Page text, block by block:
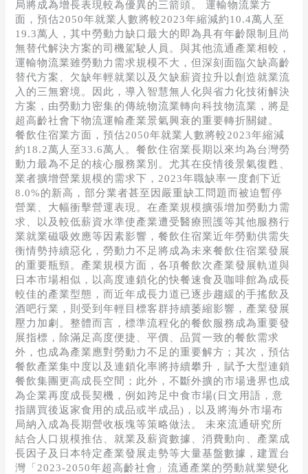
局將成為增長表現較為優異的三箭頭。 運輸物流業方
面，預估2050年就業人數將較2023年縮減約10.4萬人至
19.3萬人，其中勞動力缺口最大的即為具有年齡限制且尚
無替代解決方案的司機駕駛人員。與其他流通產業相較，
運輸物流業雖勞動力需求規模不大，但深刻面臨欠缺高齡
替代方案、欠缺年輕就業以及欠缺薪資拉升以創造就業流
入的三無窘境。因此，導入智慧無人化與省力化技術解決
方案，由勞動力密集的傳統物流業轉向科技物流業，將是
超高齡社會下物流運輸產業景氣興衰的重要轉折關鍵。
餐飲住宿業方面，預估2050年就業人數將較2023年縮減
約18.2萬人至33.6萬人。餐飲住宿業長期以來均為台灣勞
動力最為不足的核心服務業別。尤其在疫情後景氣復甦、
業者擴增營業規模的需求下，2023年職缺率一度創下近
8.0%的新高，部分業者甚至因嚴重缺工問題而被迫暫停
營業、大幅衝擊營運表現。在產業規模擴張增加勞動力需
求、以及較低薪資水準使產業遭受醫療照護等其他服務行
業就業磁吸效應等因素影響，餐飲住宿業近年勞動供需失
衡情勢持續惡化，勞動力不足將成為未來餐飲住宿業發展
的重要瓶頸。產業規模方面，各項餐飲次產業發展軌道與
日本市場相似，以高度連鎖化的快餐速食及咖啡館為成長
較佳的產業型態，而近年成長力道已逐步趨緩的手搖飲及
酒吧行業，則受到年輕目標客群持續萎縮影響，產業發展
壓力加劇。整體而言，標準流程化的餐飲服務成為重要發
展指標，除滿足高度便捷、平價、品質一致的餐飲需求
外，也成為產業應對勞動力不足的重要解方；其次，預估
餐飲產業集中度以及連鎖化率將持續攀升，賦予大型連鎖
餐飲集團更高成長空間；此外，不斷外擴的市場邊界也成
為企業再度成長契機，例如跨足中食市場(日文用語，意
指購買後返家食用的成品或半成品)，以及將海外市場布
局納入成為長期營收板塊等策略做法。 未來流通研究所
結合人口規模推估、就業及薪資數據、消費動向、產業成
長因子及日本特定產業發展走勢等大量基盤數據，建置台
灣「2023-2050年超高齡社會」流通產業的勞動就業變化